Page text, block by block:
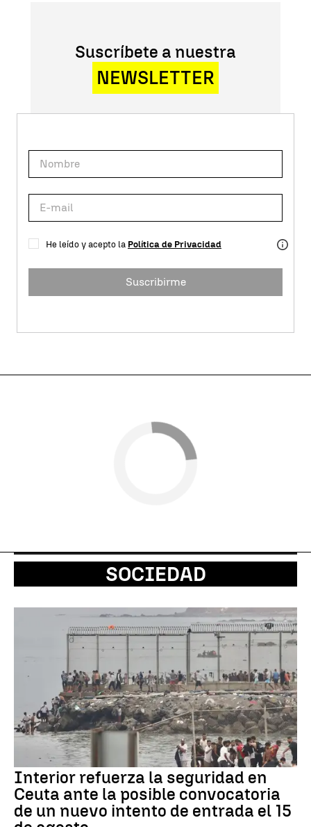
Suscríbete a nuestra
NEWSLETTER
He leído y acepto la Política de Privacidad
Suscribirme
SOCIEDAD
Interior refuerza la seguridad en
Ceuta ante la posible convocatoria
de un nuevo intento de entrada el 15